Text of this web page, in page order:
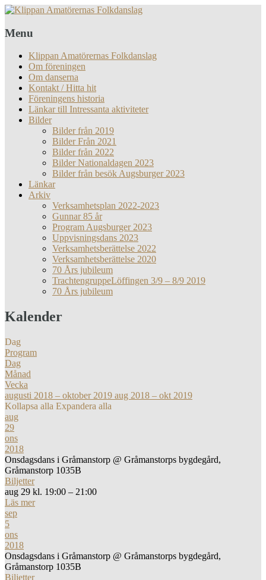
Menu
Klippan Amatörernas Folkdanslag
Om föreningen
Om danserna
Kontakt / Hitta hit
Föreningens historia
Länkar till Intressanta aktiviteter
Bilder
Bilder från 2019
Bilder Från 2021
Bilder från 2022
Bilder Nationaldagen 2023
Bilder från besök Augsburger 2023
Länkar
Arkiv
Verksamhetsplan 2022-2023
Gunnar 85 år
Program Augsburger 2023
Uppvisningsdans 2023
Verksamhetsberättelse 2022
Verksamhetsberättelse 2020
70 Års jubileum
TrachtengruppeLöffingen 3/9 – 8/9 2019
70 Års jubileum
Kalender
Dag
Program
Dag
Månad
Vecka
augusti 2018 – oktober 2019 aug 2018 – okt 2019
Kollapsa alla Expandera alla
aug
29
ons
2018
Onsdagsdans i Gråmanstorp @ Gråmanstorps bygdegård,
Gråmanstorp 1035B
Biljetter
aug 29 kl. 19:00 – 21:00
Läs mer
sep
5
ons
2018
Onsdagsdans i Gråmanstorp @ Gråmanstorps bygdegård,
Gråmanstorp 1035B
Biljetter